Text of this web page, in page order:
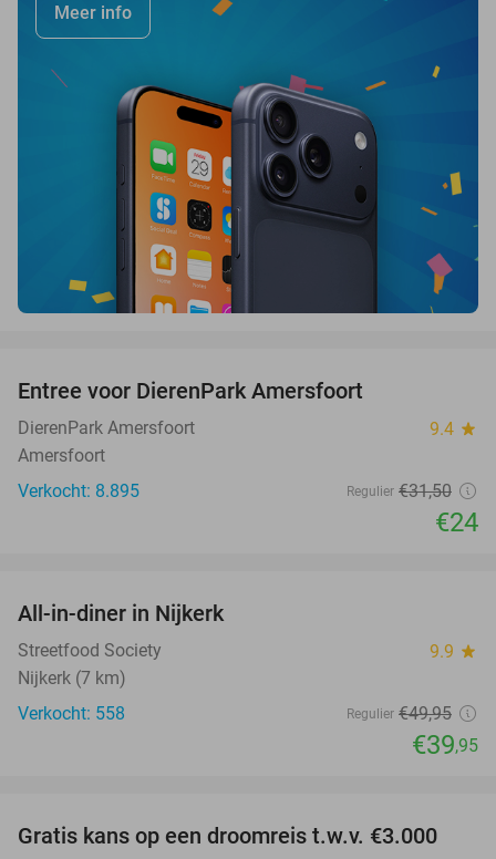
Meer info
Entree voor DierenPark Amersfoort
DierenPark Amersfoort 9.4 star
Amersfoort
Verkocht: 8.895
Regulier €31,50
€24
All-in-diner in Nijkerk
Streetfood Society 9.9 star
Nijkerk (7 km)
Verkocht: 558
Regulier €49,95
€39,95
Gratis kans op een droomreis t.w.v. €3.000